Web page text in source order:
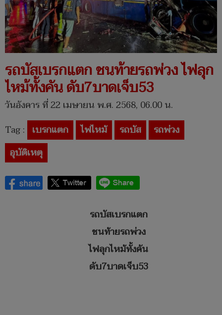
รถบัสเบรกแตก ชนท้ายรถพ่วง ไฟลุก
ไหม้ทั้งคัน ดับ7บาดเจ็บ53
วันอังคาร ที่ 22 เมษายน พ.ศ. 2568, 06.00 น.
Tag : เบรกแตก ไฟไหม้ รถบัส
รถพ่วง
อุบัติเหตุ
รถบัสเบรกแตก
ชนท้ายรถพ่วง
ไฟลุกไหม้ทั้งคัน
ดับ7บาดเจ็บ53